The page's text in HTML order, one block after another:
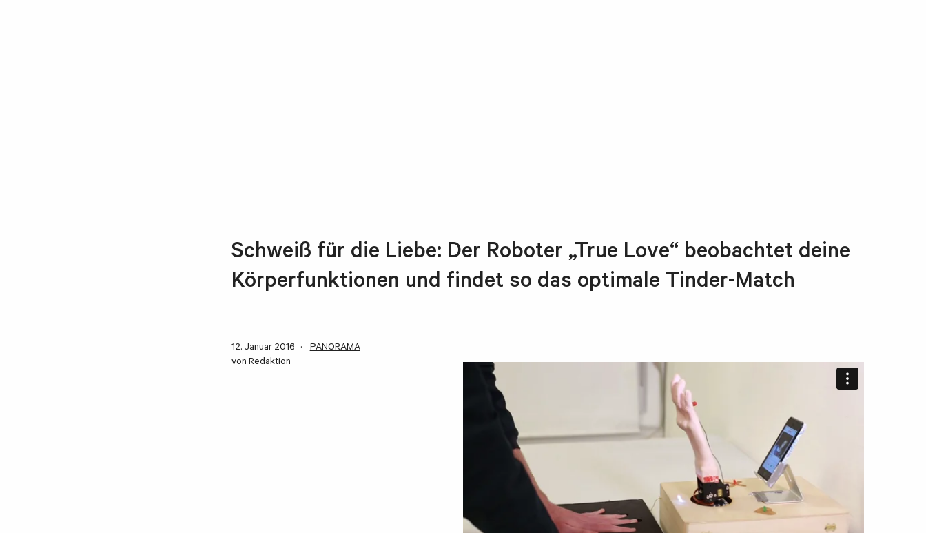
Schweiß für die Liebe: Der Roboter „True Love“ beobachtet deine
Körperfunktionen und findet so das optimale Tinder-Match
12. Januar 2016
PANORAMA
von Redaktion